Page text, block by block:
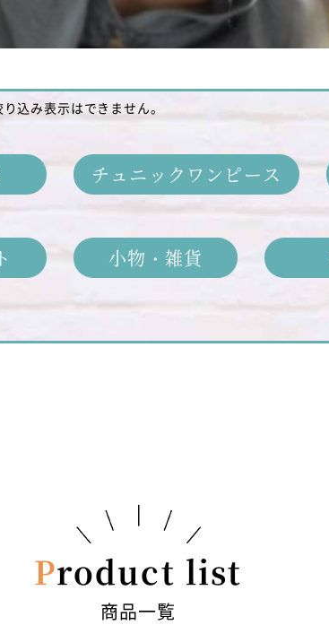
込み表示はできません。
チュニックワンピース
小物・雑貨
Product list
商品一覧